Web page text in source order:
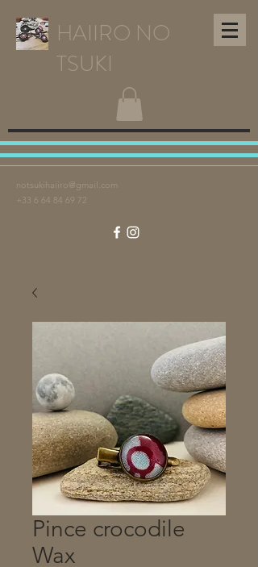
HAIIRO NO
TSUKI
notsukihaiiro@gmail.com
+33 6 64 84 69 72
Pince crocodile
Wax